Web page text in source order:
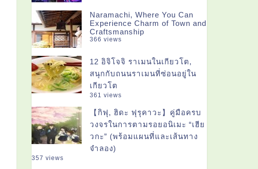
Naramachi, Where You Can
Experience Charm of Town and
Craftsmanship
366 views
12 อิจิโจจิ ราเมนในเกียวโต,
สนุกกับถนนราเมนที่ซ่อนอยู่ใน
เกียวโต
361 views
【กิฟุ, ฮิดะ ฟุรุคาวะ】คู่มือครบ
วงจรในการตามรอยอนิเมะ “เฮีย
วกะ” (พร้อมแผนที่และเส้นทาง
จำลอง)
357 views